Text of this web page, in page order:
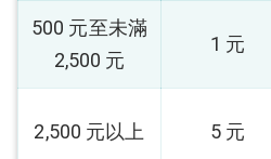
500 元至未滿
2,500 元
1 元
2,500 元以上 5 元